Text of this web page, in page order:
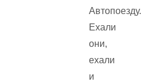
Автопоезду.
Ехали
они,
ехали
и